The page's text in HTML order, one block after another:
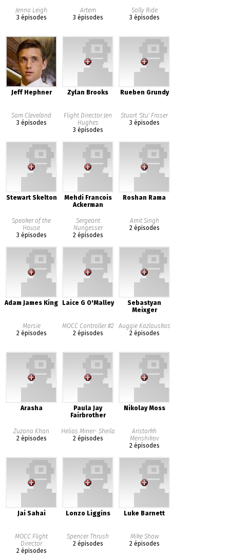
Jenna Leigh
3 épisodes
Artem
3 épisodes
Sally Ride
3 épisodes
Jeff Hephner
Sam Cleveland
3 épisodes
Zylan Brooks
Flight Director Jen
Hughes
3 épisodes
Rueben Grundy
Stuart 'Stu' Fraser
3 épisodes
Stewart Skelton
Speaker of the
House
3 épisodes
Mehdi Francois
Ackerman
Sergeant
Nungesser
2 épisodes
Roshan Rama
Amit Singh
2 épisodes
Adam James King
Marsie
2 épisodes
Laice G O'Malley
MOCC Controller #2
2 épisodes
Sebastyan
Meixger
Auggie Kazlauskas
2 épisodes
Arasha
Zuzana Khan
2 épisodes
Paula Jay
Fairbrother
Helios Miner- Sheila
2 épisodes
Nikolay Moss
Aristarkh
Menshikov
2 épisodes
Jai Sahai
MOCC Flight
Director
2 épisodes
Lonzo Liggins
Spencer Thrush
2 épisodes
Luke Barnett
Mike Shaw
2 épisodes